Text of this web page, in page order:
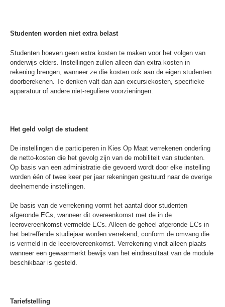
Studenten worden niet extra belast
Studenten hoeven geen extra kosten te maken voor het volgen van
onderwijs elders. Instellingen zullen alleen dan extra kosten in
rekening brengen, wanneer ze die kosten ook aan de eigen studenten
doorberekenen. Te denken valt dan aan excursiekosten, specifieke
apparatuur of andere niet-reguliere voorzieningen.
Het geld volgt de student
De instellingen die participeren in Kies Op Maat verrekenen onderling
de netto-kosten die het gevolg zijn van de mobiliteit van studenten.
Op basis van een administratie die gevoerd wordt door elke instelling
worden één of twee keer per jaar rekeningen gestuurd naar de overige
deelnemende instellingen.
De basis van de verrekening vormt het aantal door studenten
afgeronde ECs, wanneer dit overeenkomst met de in de
leerovereenkomst vermelde ECs. Alleen de geheel afgeronde ECs in
het betreffende studiejaar worden verrekend, conform de omvang die
is vermeld in de leeerovereenkomst. Verrekening vindt alleen plaats
wanneer een gewaarmerkt bewijs van het eindresultaat van de module
beschikbaar is gesteld.
Tariefstelling